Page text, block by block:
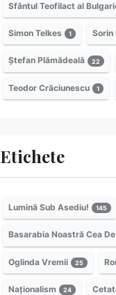
Sfântul Teofilact al
Simon Telkes 1 Sorin
Ștefan Plămădeală 22
Teodor Crăciunescu 1
Etichete
Lumină Sub Asediu! 145
Basarabia Noastră Cea
Oglinda Vremii 25
Naționalism 24